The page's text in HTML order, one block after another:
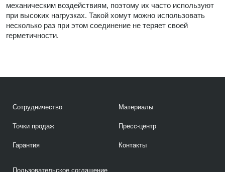
механическим воздействиям, поэтому их часто используют
при высоких нагрузках. Такой хомут можно использовать
несколько раз при этом соединение не теряет своей
герметичности.
Сотрудничество
Точки продаж
Гарантия
Материалы
Пресс-центр
Контакты
Пользовательское соглашение